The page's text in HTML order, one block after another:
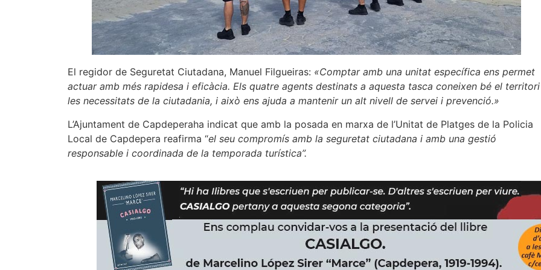
El regidor de Seguretat Ciutadana, Manuel Filgueiras: «Comptar amb una unitat específica ens permet
actuar amb més rapidesa i eficàcia. Els quatre agents destinats a aquesta tasca coneixen bé el
les necessitats de la ciutadania, i això ens ajuda a mantenir un alt nivell de servei i prevenció.»
L’Ajuntament de Capdeperaha indicat que amb la posada en marxa de l’Unitat de Platges de la Policia
Local de Capdepera reafirma “el seu compromís amb la seguretat ciutadana i amb una gestió
responsable i coordinada de la temporada turística”.